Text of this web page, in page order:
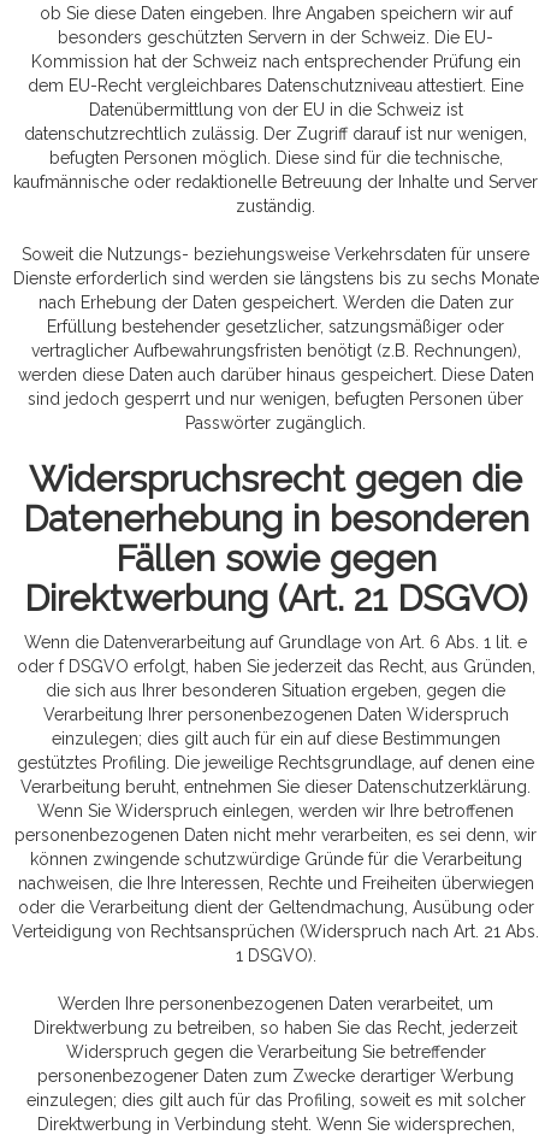
ob Sie diese Daten eingeben. Ihre Angaben speichern wir auf
besonders geschützten Servern in der Schweiz. Die EU-
Kommission hat der Schweiz nach entsprechender Prüfung ein
dem EU-Recht vergleichbares Datenschutzniveau attestiert. Eine
Datenübermittlung von der EU in die Schweiz ist
datenschutzrechtlich zulässig. Der Zugriff darauf ist nur wenigen,
befugten Personen möglich. Diese sind für die technische,
kaufmännische oder redaktionelle Betreuung der Inhalte und Server
zuständig.
Soweit die Nutzungs- beziehungsweise Verkehrsdaten für unsere
Dienste erforderlich sind werden sie längstens bis zu sechs Monate
nach Erhebung der Daten gespeichert. Werden die Daten zur
Erfüllung bestehender gesetzlicher, satzungsmäßiger oder
vertraglicher Aufbewahrungsfristen benötigt (z.B. Rechnungen),
werden diese Daten auch darüber hinaus gespeichert. Diese Daten
sind jedoch gesperrt und nur wenigen, befugten Personen über
Passwörter zugänglich.
Widerspruchsrecht gegen die
Datenerhebung in besonderen
Fällen sowie gegen
Direktwerbung (Art. 21 DSGVO)
Wenn die Datenverarbeitung auf Grundlage von Art. 6 Abs. 1 lit. e
oder f DSGVO erfolgt, haben Sie jederzeit das Recht, aus Gründen,
die sich aus Ihrer besonderen Situation ergeben, gegen die
Verarbeitung Ihrer personenbezogenen Daten Widerspruch
einzulegen; dies gilt auch für ein auf diese Bestimmungen
gestütztes Profiling. Die jeweilige Rechtsgrundlage, auf denen eine
Verarbeitung beruht, entnehmen Sie dieser Datenschutzerklärung.
Wenn Sie Widerspruch einlegen, werden wir Ihre betroffenen
personenbezogenen Daten nicht mehr verarbeiten, es sei denn, wir
können zwingende schutzwürdige Gründe für die Verarbeitung
nachweisen, die Ihre Interessen, Rechte und Freiheiten überwiegen
oder die Verarbeitung dient der Geltendmachung, Ausübung oder
Verteidigung von Rechtsansprüchen (Widerspruch nach Art. 21 Abs.
1 DSGVO).
Werden Ihre personenbezogenen Daten verarbeitet, um
Direktwerbung zu betreiben, so haben Sie das Recht, jederzeit
Widerspruch gegen die Verarbeitung Sie betreffender
personenbezogener Daten zum Zwecke derartiger Werbung
einzulegen; dies gilt auch für das Profiling, soweit es mit solcher
Direktwerbung in Verbindung steht. Wenn Sie widersprechen,